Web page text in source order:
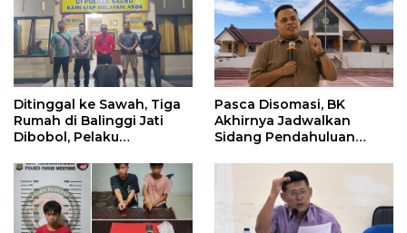
Ditinggal ke Sawah, Tiga
Rumah di Balinggi Jati
Dibobol, Pelaku
Pasca Disomasi, BK
Akhirnya Jadwalkan
Sidang Pendahuluan